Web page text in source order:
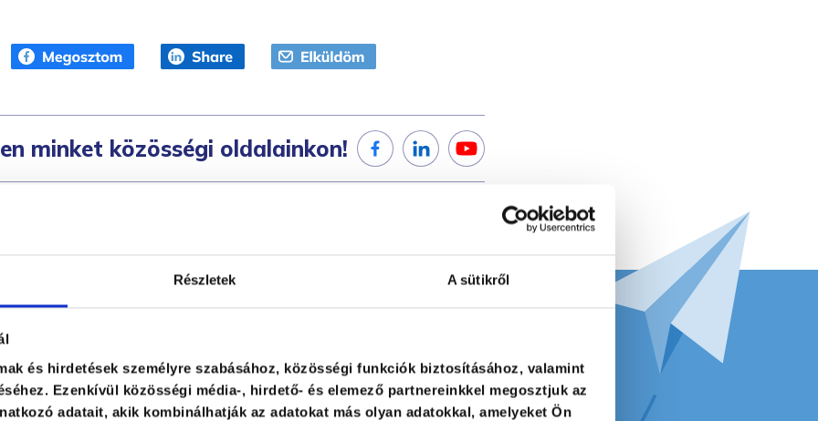
Részletek A sütikről
és hirdetések személyre szabásához, közösségi funkciók biztosításához, valamint
Ezenkívül közösségi média-, hirdető- és elemező partnereinkkel megosztjuk az
adatait, akik kombinálhatják az adatokat más olyan adatokkal, amelyeket Ön
minket közösségi oldalainkon!